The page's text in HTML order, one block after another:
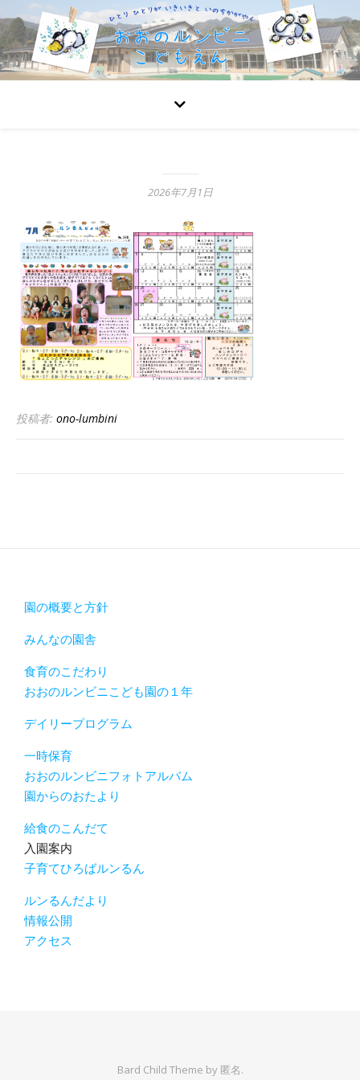
2026年7月1日
投稿者: ono-lumbini
園の概要と方針
みんなの園舎
食育のこだわり
おおのルンビニこども園の１年
デイリープログラム
一時保育
おおのルンビニフォトアルバム
園からのおたより
給食のこんだて
入園案内
子育てひろばルンるん
ルンるんだより
情報公開
アクセス
Bard Child Theme by 匿名.